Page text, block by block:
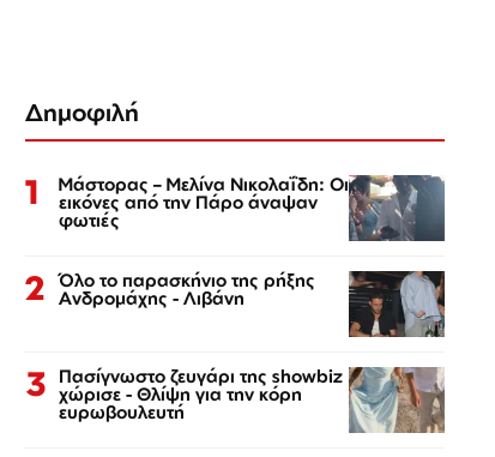
Δημοφιλή
1 Μάστορας – Μελίνα Νικολαΐδη: Οι
εικόνες από την Πάρο άναψαν
φωτιές
2 Όλο το παρασκήνιο της ρήξης
Ανδρομάχης - Λιβάνη
3 Πασίγνωστο ζευγάρι της showbiz
χώρισε - Θλίψη για την κόρη
ευρωβουλευτή